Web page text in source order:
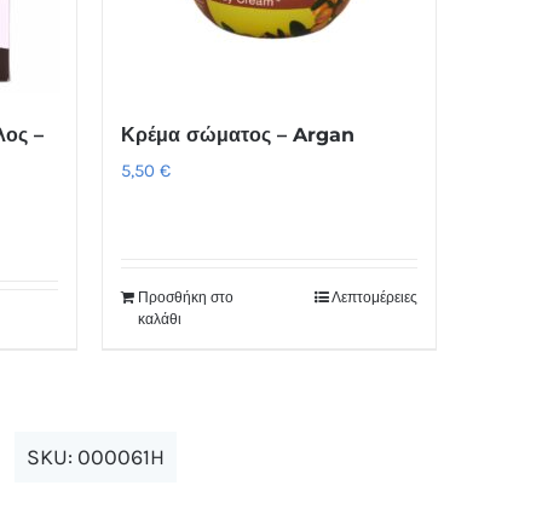
–
Κρέμα σώματος – Argan
5,50 €
Προσθήκη στο
καλάθι
Λεπτομέρειες
SKU: 000061H